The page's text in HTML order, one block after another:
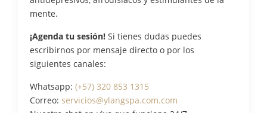
mente.
¡Agenda tu sesión! Si tienes dudas puedes
escribirnos por mensaje directo o por los
siguientes canales:
Whatsapp: (+57) 320 853 1315
Correo: servicios@ylangspa.com.com